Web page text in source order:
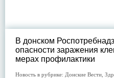
В донском
опасности заражения
мерах профилактики
Новость в рубрике: Донские Вести